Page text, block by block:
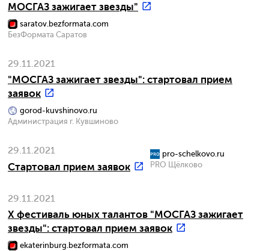
МОСГАЗ зажигает звезды"
saratov.bezformata.com
БезФормата Саратов
29.11.2021
"МОСГАЗ зажигает звезды": стартовал прием
заявок
gorod-kuvshinovo.ru
Администрация г. Кувшиново
29.11.2021
Стартовал прием заявок
pro-schelkovo.ru
PRO Щёлково
29.11.2021
X фестиваль юных талантов "МОСГАЗ зажигает
звезды": стартовал прием заявок
ekaterinburg.bezformata.com